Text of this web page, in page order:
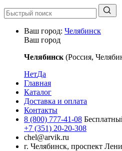
Ваш город: Челябинск
Ваш город
Челябинск (Россия,
НетДа
Главная
Каталог
Доставка и оплата
Контакты
8 (800) 777-41-08
+7 (351) 20-20-308
chel@arvik.ru
г. Челябинск, проспект